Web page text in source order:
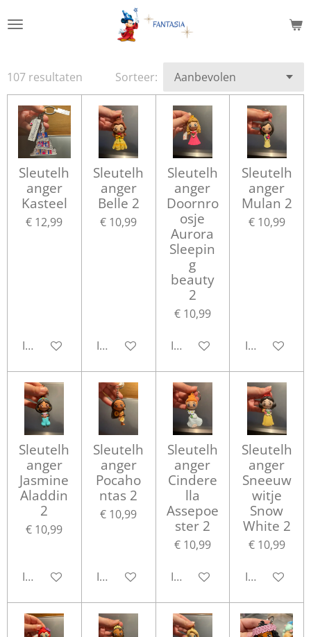
direct
hoofdinhoud
107 resultaten Sorteer:
Sleutelh
anger
Kasteel
€ 12,99
In winkelwagen
Sleutelh
anger
Belle 2
€ 10,99
In winkelwagen
Sleutelh
anger
Doornro
osje
Aurora
Sleepin
g
beauty
2
€ 10,99
In winkelwagen
Sleutelh
anger
Mulan 2
€ 10,99
In
Sleutelh
anger
Jasmine
Aladdin
2
€ 10,99
In winkelwagen
Sleutelh
anger
Pocaho
ntas 2
€ 10,99
In winkelwagen
Sleutelh
anger
Cindere
lla
Assepoe
ster 2
€ 10,99
In winkelwagen
Sleutelh
anger
Sneeuw
witje
Snow
White 2
€ 10,99
In